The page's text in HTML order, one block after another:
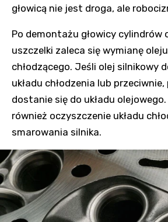
głowicą nie jest droga, ale
Po demontażu głowicy cylindrów
uszczelki zaleca się wymianę oleju
chłodzącego. Jeśli olej silnikowy
układu chłodzenia lub przeciwnie,
dostanie się do układu
również oczyszczenie układu
smarowania silnika.